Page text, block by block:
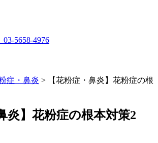
症・鼻炎 >
【花粉症・鼻炎】花粉症の根
炎】花粉症の根本対策2